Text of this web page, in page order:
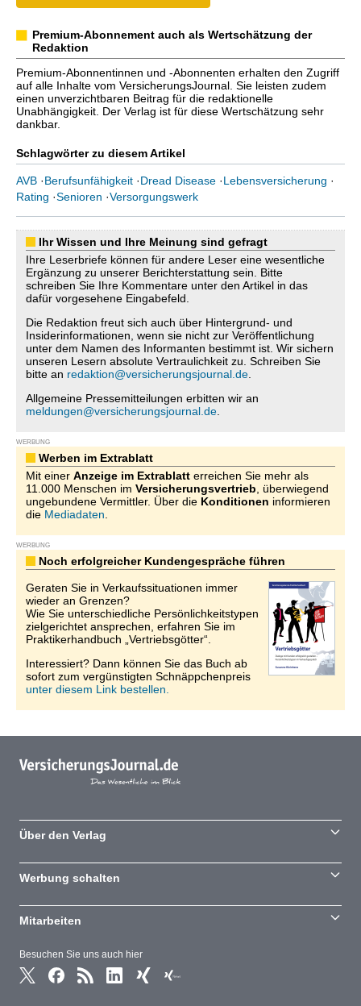
Premium-Abonnement auch als Wertschätzung der
Redaktion
Premium-Abonnentinnen und -Abonnenten erhalten den Zugriff
auf alle Inhalte vom VersicherungsJournal. Sie leisten zudem
einen unverzichtbaren Beitrag für die redaktionelle
Unabhängigkeit. Der Verlag ist für diese Wertschätzung sehr
dankbar.
Schlagwörter zu diesem Artikel
AVB ·Berufsunfähigkeit ·Dread Disease ·Lebensversicherung ·
Rating ·Senioren ·Versorgungswerk
Ihr Wissen und Ihre Meinung sind gefragt
Ihre Leserbriefe können für andere Leser eine wesentliche
Ergänzung zu unserer Berichterstattung sein. Bitte
schreiben Sie Ihre Kommentare unter den Artikel in das
dafür vorgesehene Eingabefeld.
Die Redaktion freut sich auch über Hintergrund- und
Insiderinformationen, wenn sie nicht zur Veröffentlichung
unter dem Namen des Informanten bestimmt ist. Wir sichern
unseren Lesern absolute Vertraulichkeit zu. Schreiben Sie
bitte an redaktion@versicherungsjournal.de
Allgemeine Pressemitteilungen erbitten wir an
meldungen@versicherungsjournal.de
WERBUNG
Werben im Extrablatt
Mit einer Anzeige im Extrablatt erreichen Sie mehr als
11.000 Menschen im Versicherungsvertrieb , überwiegend
ungebundene Vermittler. Über die Konditionen informieren
die Mediadaten
WERBUNG
Noch erfolgreicher Kundengespräche führen
Geraten Sie in Verkaufssituationen immer
wieder an Grenzen?
Wie Sie unterschiedliche Persönlichkeitstypen
zielgerichtet ansprechen, erfahren Sie im
Praktikerhandbuch „Vertriebsgötter“.
Interessiert? Dann können Sie das Buch ab
sofort zum vergünstigten Schnäppchenpreis
unter diesem Link bestellen.
Besuchen Sie uns auch hier
Über den Verlag
Werbung schalten
Mitarbeiten